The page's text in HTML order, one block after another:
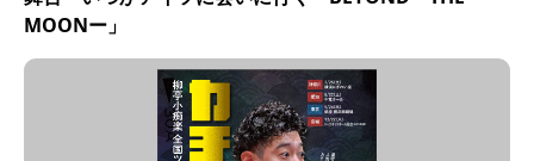
MOONー」